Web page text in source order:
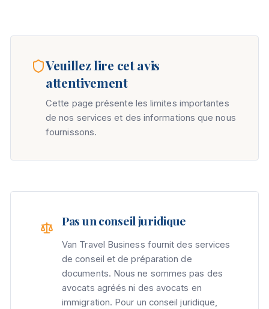
Veuillez lire cet avis
attentivement
Cette page présente les limites importantes
de nos services et des informations que nous
fournissons.
Pas un conseil juridique
Van Travel Business fournit des services
de conseil et de préparation de
documents. Nous ne sommes pas des
avocats agréés ni des avocats en
immigration. Pour un conseil juridique,